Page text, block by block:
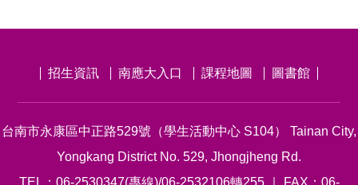
招生資訊 南應大入口 課程地圖 圖書館
台南市永康區中正路529號（學生活動中心 S104） Tainan City,
Yongkang District No. 529, Jhongjheng Rd.
TEL：06-2530347(專線)/06-2532106轉255 ｜ FAX：06-